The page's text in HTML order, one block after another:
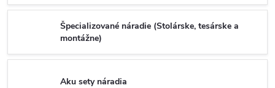
Špecializované náradie (Stolárske, tesárske a
montážne)
Aku sety náradia